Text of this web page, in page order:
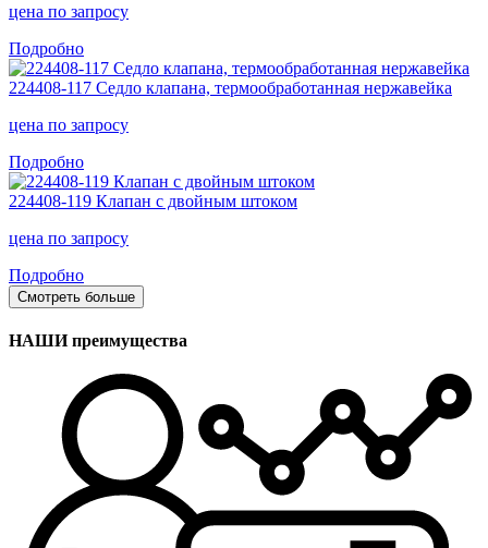
цена по запросу
Подробно
224408-117 Седло клапана, термообработанная нержавейка
цена по запросу
Подробно
224408-119 Клапан с двойным штоком
цена по запросу
Подробно
Смотреть больше
НАШИ преимущества